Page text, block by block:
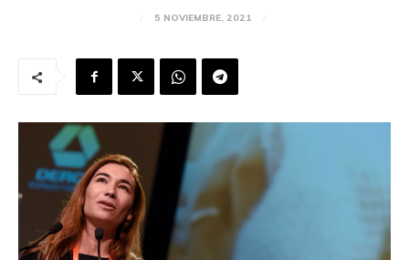
5 NOVIEMBRE, 2021